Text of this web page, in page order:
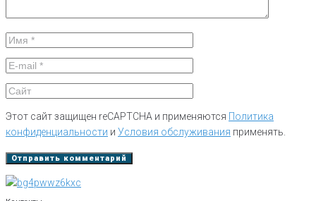
Этот сайт защищен reCAPTCHA и применяются Политика
конфиденциальности и Условия обслуживания применять.